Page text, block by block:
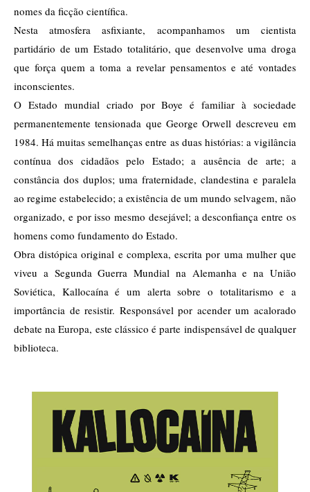
nomes da ficção científica.
Nesta atmosfera asfixiante, acompanhamos um cientista
partidário de um Estado totalitário, que desenvolve uma droga
que força quem a toma a revelar pensamentos e até vontades
inconscientes.
O Estado mundial criado por Boye é familiar à sociedade
permanentemente tensionada que George Orwell descreveu em
1984. Há muitas semelhanças entre as duas histórias: a vigilância
contínua dos cidadãos pelo Estado; a ausência de arte; a
constância dos duplos; uma fraternidade, clandestina e paralela
ao regime estabelecido; a existência de um mundo selvagem, não
organizado, e por isso mesmo desejável; a desconfiança entre os
homens como fundamento do Estado.
Obra distópica original e complexa, escrita por uma mulher que
viveu a Segunda Guerra Mundial na Alemanha e na União
Soviética, Kallocaína é um alerta sobre o totalitarismo e a
importância de resistir. Responsável por acender um acalorado
debate na Europa, este clássico é parte indispensável de qualquer
biblioteca.